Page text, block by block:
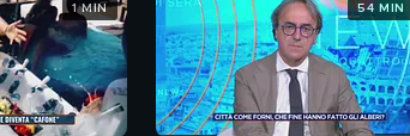
1 MIN 54 MIN